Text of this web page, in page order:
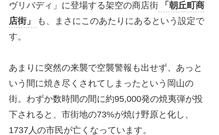
ヴリバディ」に登場する架空の商店街
「朝丘町商
店街」
も、まさにこのあたりにあるという設定で
す。
あまりに突然の来襲で空襲警報も出せず、あっと
いう間に焼き尽くされてしまったという岡山の
街。わずか数時間の間に約95,000発の焼夷弾が投
下されると、市街地の73%が焼け野原と化し、
1737人の市民が亡くなっています。